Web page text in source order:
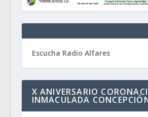
Escucha Radio Alfares
X ANIVERSARIO
INMACULADA